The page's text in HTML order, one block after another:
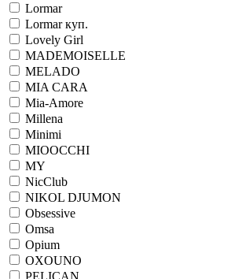
Lormar
Lormar куп.
Lovely Girl
MADEMOISELLE
MELADO
MIA CARA
Mia-Amore
Millena
Minimi
MIOOCCHI
MY
NicClub
NIKOL DJUMON
Obsessive
Omsa
Opium
OXOUNO
PELICAN